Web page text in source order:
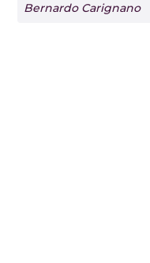
Bernardo Carignano